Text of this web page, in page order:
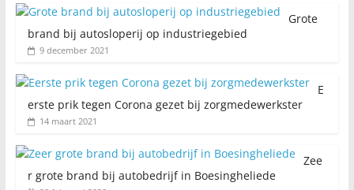
Grote
brand bij autosloperij op industriegebied
9 december 2021
E
erste prik tegen Corona gezet bij zorgmedewerkster
14 maart 2021
Zee
r grote brand bij autobedrijf in Boesingheliede